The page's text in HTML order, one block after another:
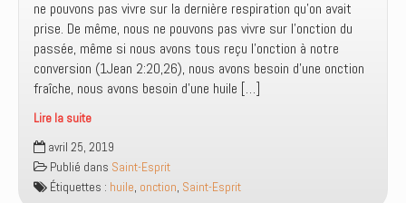
ne pouvons pas vivre sur la dernière respiration qu’on avait
prise. De même, nous ne pouvons pas vivre sur l’onction du
passée, même si nous avons tous reçu l’onction à notre
conversion (1Jean 2:20,26), nous avons besoin d’une onction
fraîche, nous avons besoin d’une huile […]
Lire la suite
Besoin
d’huile
fraîche
avril 25, 2019
Publié dans Saint-Esprit
Étiquettes : huile, onction, Saint-Esprit